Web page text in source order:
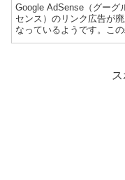
Google AdSense（グーグ
センス）のリンク広告が
なっているようです。この
ブログはこの記事がちょ
ってきたところ。まだ１